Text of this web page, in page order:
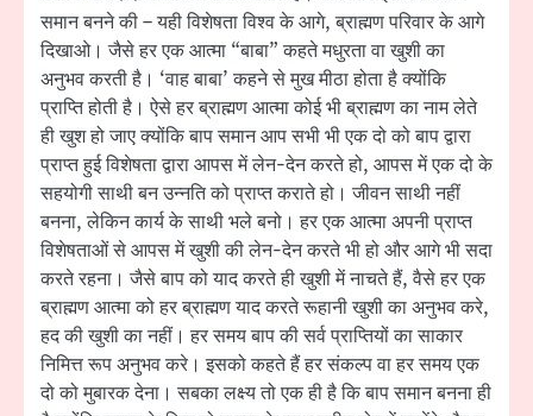
समान बनने की – यही विशेषता विश्व के आगे, ब्राह्मण परिवार के आगे
दिखाओ। जैसे हर एक आत्मा “बाबा” कहते मधुरता वा खुशी का
अनुभव करती है। ‘वाह बाबा’ कहने से मुख मीठा होता है क्योंकि
प्राप्ति होती है। ऐसे हर ब्राह्मण आत्मा कोई भी ब्राह्मण का नाम लेते
ही खुश हो जाए क्योंकि बाप समान आप सभी भी एक दो को बाप द्वारा
प्राप्त हुई विशेषता द्वारा आपस में लेन-देन करते हो, आपस में एक दो के
सहयोगी साथी बन उन्नति को प्राप्त कराते हो। जीवन साथी नहीं
बनना, लेकिन कार्य के साथी भले बनो। हर एक आत्मा अपनी प्राप्त
विशेषताओं से आपस में खुशी की लेन-देन करते भी हो और आगे भी सदा
करते रहना। जैसे बाप को याद करते ही खुशी में नाचते हैं, वैसे हर एक
ब्राह्मण आत्मा को हर ब्राह्मण याद करते रूहानी खुशी का अनुभव करे,
हद की खुशी का नहीं। हर समय बाप की सर्व प्राप्तियों का साकार
निमित्त रूप अनुभव करे। इसको कहते हैं हर संकल्प वा हर समय एक
दो को मुबारक देना। सबका लक्ष्य तो एक ही है कि बाप समान बनना ही